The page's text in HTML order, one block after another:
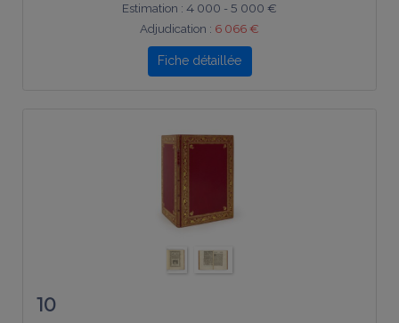
Estimation : 4 000 - 5 000 €
Adjudication : 6 066 €
Fiche détaillée
10